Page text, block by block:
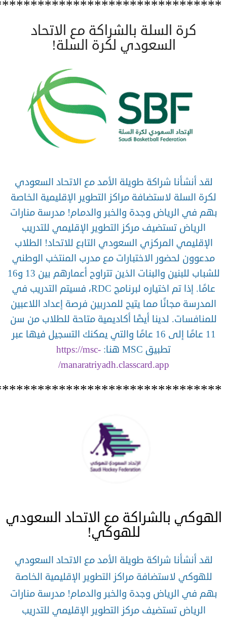
كرة السلة بالشراكة مع الاتحاد
السعودي لكرة السلة!
لقد أنشأنا شراكة طويلة الأمد مع الاتحاد السعودي
لكرة السلة لاستضافة مراكز التطوير الإقليمية الخاصة
بهم في الرياض وجدة والخبر والدمام! مدرسة منارات
الرياض تستضيف مركز التطوير الإقليمي للتدريب
الإقليمي المركزي السعودي التابع للاتحاد! الطلاب
مدعوون لحضور الاختبارات مع مدرب المنتخب الوطني
للشباب للبنين والبنات الذين تتراوح أعمارهم بين 13 و16
عامًا. إذا تم اختياره لبرنامج RDC، فسيتم التدريب في
المدرسة مجانًا مما يتيح للمدربين فرصة إعداد اللاعبين
للمنافسات. لدينا أيضًا أكاديمية متاحة للطلاب من سن
11 عامًا إلى 16 عامًا والتي يمكنك التسجيل فيها عبر
تطبيق MSC هنا:
https://msc-
manaratriyadh.classcard.app/
الهوكي بالشراكة مع الاتحاد السعودي
للهوكي!
لقد أنشأنا شراكة طويلة الأمد مع الاتحاد السعودي
للهوكي لاستضافة مراكز التطوير الإقليمية الخاصة
بهم في الرياض وجدة والخبر والدمام! مدرسة منارات
الرياض تستضيف مركز التطوير الإقليمي للتدريب